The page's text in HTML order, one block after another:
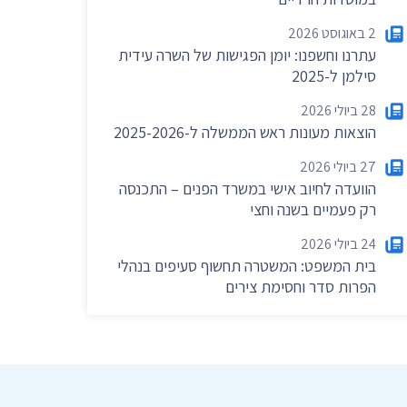
חדשות
2 באוגוסט 2026
עתרנו וחשפנו: יומן הפגישות של השרה עידית
סילמן ל-2025
28 ביולי 2026
הוצאות מעונות ראש הממשלה ל-2025-2026
27 ביולי 2026
הוועדה לחיוב אישי במשרד הפנים – התכנסה
רק פעמיים בשנה וחצי
24 ביולי 2026
בית המשפט: המשטרה תחשוף סעיפים בנהלי
הפרות סדר וחסימת צירים